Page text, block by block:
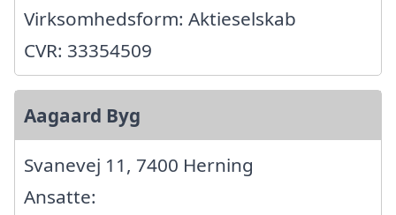
Virksomhedsform: Aktieselskab
CVR: 33354509
Aagaard Byg
Svanevej 11, 7400 Herning
Ansatte: